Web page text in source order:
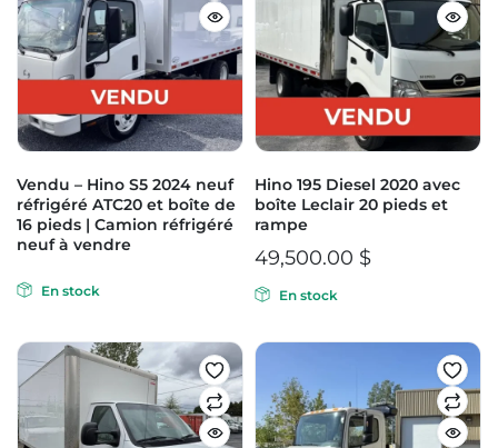
Vendu – Hino S5 2024 neuf
réfrigéré ATC20 et boîte de
16 pieds | Camion réfrigéré
neuf à vendre
En stock
Hino 195 Diesel 2020 avec
boîte Leclair 20 pieds et
rampe
49,500.00 $
En stock